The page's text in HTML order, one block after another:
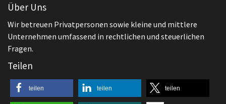
Über Uns
Wir betreuen Privatpersonen sowie kleine und mittlere
Unternehmen umfassend in rechtlichen und steuerlichen
Fragen.
Teilen
teilen teilen teilen